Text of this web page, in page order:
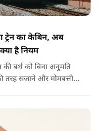
ट्रेन का केबिन, अब
है नियम
तरह सजाने और मोमबत्ती